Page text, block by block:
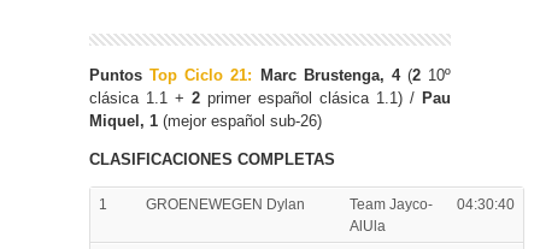
Puntos Top Ciclo 21: Marc Brustenga, 4(210º
clásica 1.1 + 2 primer español clásica 1.1) / Pau
Miquel, 1 (mejor español sub-26)
CLASIFICACIONES COMPLETAS
1 GROENEWEGEN Dylan
Team Jayco-
AlUla
04:30:40